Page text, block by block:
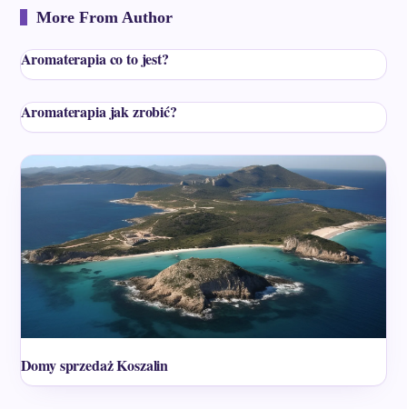
More From Author
Aromaterapia co to jest?
Aromaterapia jak zrobić?
Domy sprzedaż Koszalin